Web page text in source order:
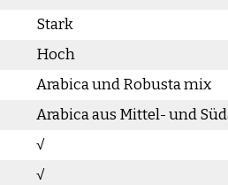
Stark
Hoch
Arabica und Robusta mix
Arabica aus Mittel- und
√
√